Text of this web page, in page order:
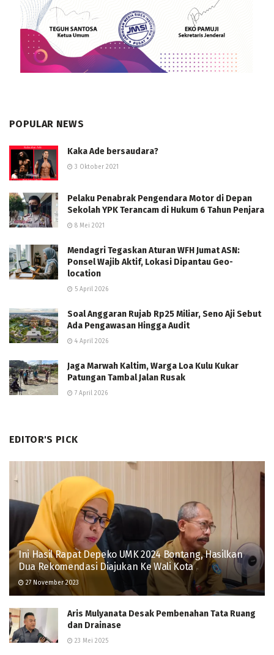
POPULAR NEWS
Kaka Ade bersaudara?
3 Oktober 2021
Pelaku Penabrak Pengendara Motor di Depan
Sekolah YPK Terancam di Hukum 6 Tahun Penjara
8 Mei 2021
Mendagri Tegaskan Aturan WFH Jumat ASN:
Ponsel Wajib Aktif, Lokasi Dipantau Geo-
location
5 April 2026
Soal Anggaran Rujab Rp25 Miliar, Seno Aji Sebut
Ada Pengawasan Hingga Audit
4 April 2026
Jaga Marwah Kaltim, Warga Loa Kulu Kukar
Patungan Tambal Jalan Rusak
7 April 2026
EDITOR'S PICK
Ini Hasil Rapat Depeko UMK 2024 Bontang, Hasilkan
Dua Rekomendasi Diajukan Ke Wali Kota
27 November 2023
Aris Mulyanata Desak Pembenahan Tata Ruang
dan Drainase
23 Mei 2025